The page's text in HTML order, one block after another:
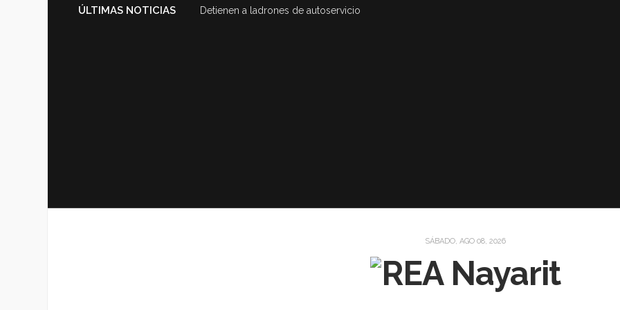
ÚLTIMAS NOTICIAS Detienen a ladrones de autoservicio
SÁBADO, AGO 08, 2026